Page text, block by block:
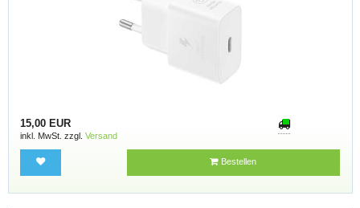
15,00 EUR
inkl. MwSt. zzgl. Versand
Bestellen